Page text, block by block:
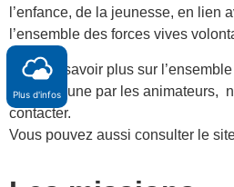
l’enfance, de la jeunesse, en lien
l’ensemble des forces vives
Pour en savoir plus sur
la Commune par les animateurs,
contacter.
Vous pouvez aussi consulter le
Plus d'infos